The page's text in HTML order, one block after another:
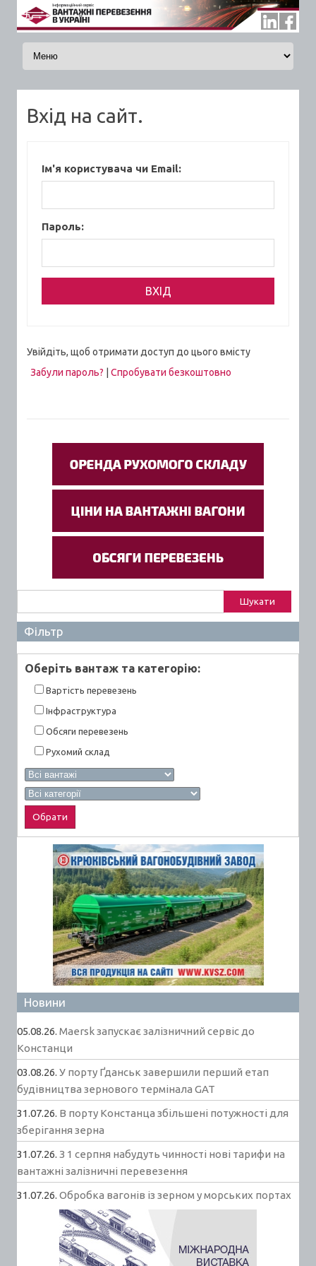
Skip to content
Вхід на сайт.
Ім'я користувача чи Email:
Пароль:
Увійдіть, щоб отримати доступ до цього вмісту
Забули пароль?
Спробувати безкоштовно
Фільтр
Оберiть вантаж та категорiю:
Вартiсть перевезень
Інфраструктура
Обсяги перевезень
Рухомий склад
Новини
05.08.26. Maersk запускає залізничний сервіс до
Констанци
03.08.26. У порту Ґданськ завершили перший етап
будівництва зернового термінала GAT
31.07.26. В порту Констанца збільшені потужності для
зберігання зерна
31.07.26. З 1 серпня набудуть чинності нові тарифи на
вантажні залізничні перевезення
31.07.26. Обробка вагонів із зерном у морських портах